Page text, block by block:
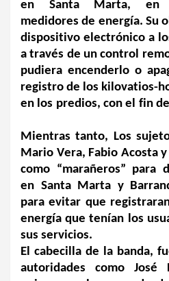
en Santa Marta, en
medidores de energía. Su
dispositivo electrónico a
a través de un control
pudiera encenderlo o
registro de los kilovatios-
Mientras tanto, Los
Mario Vera, Fabio Acosta
como “marañeros” para
en Santa Marta y
para evitar que
energía que tenían los
sus servicios.
El cabecilla de la banda,
autoridades como José